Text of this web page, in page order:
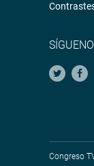
Congreso